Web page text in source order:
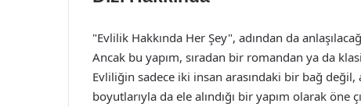
"Evlilik Hakkında Her Şey", adından da
Ancak bu yapım, sıradan bir romandan ya da
Evliliğin sadece iki insan arasındaki bir bağ
boyutlarıyla da ele alındığı bir yapım olarak öne